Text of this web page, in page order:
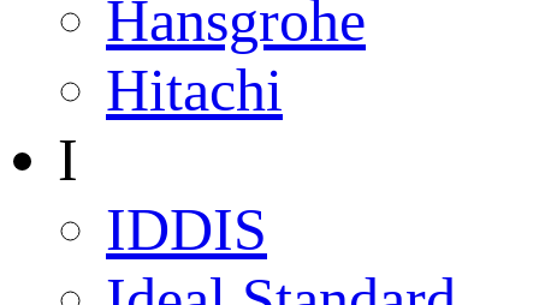
Hansgrohe
Hitachi
I
IDDIS